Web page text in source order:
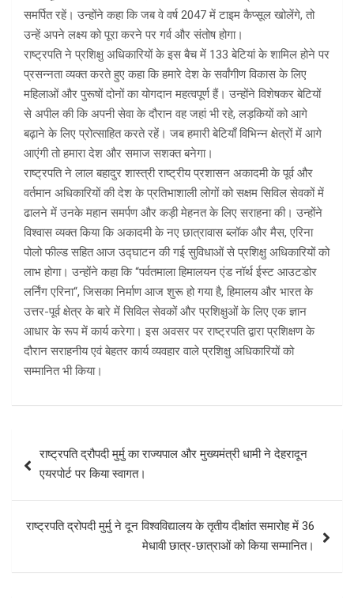
समर्पित रहें। उन्होंने कहा कि जब वे वर्ष 2047 में टाइम कैप्सूल खोलेंगे, तो
उन्हें अपने लक्ष्य को पूरा करने पर गर्व और संतोष होगा।
राष्ट्रपति ने प्रशिक्षु अधिकारियों के इस बैच में 133 बेटियां के शामिल होने पर
प्रसन्नता व्यक्त करते हुए कहा कि हमारे देश के सर्वांगीण विकास के लिए
महिलाओं और पुरूषों दोनों का योगदान महत्वपूर्ण हैं। उन्होंने विशेषकर बेटियों
से अपील की कि अपनी सेवा के दौरान वह जहां भी रहे, लड़कियों को आगे
बढ़ाने के लिए प्रोत्साहित करते रहें। जब हमारी बेटियाँ विभिन्न क्षेत्रों में आगे
आएंगी तो हमारा देश और समाज सशक्त बनेगा।
राष्ट्रपति ने लाल बहादुर शास्त्री राष्ट्रीय प्रशासन अकादमी के पूर्व और
वर्तमान अधिकारियों की देश के प्रतिभाशाली लोगों को सक्षम सिविल सेवकों में
ढालने में उनके महान समर्पण और कड़ी मेहनत के लिए सराहना की। उन्होंने
विश्वास व्यक्त किया कि अकादमी के नए छात्रावास ब्लॉक और मैस, एरिना
पोलो फील्ड सहित आज उद्घाटन की गई सुविधाओं से प्रशिक्षु अधिकारियों को
लाभ होगा। उन्होंने कहा कि “पर्वतमाला हिमालयन एंड नॉर्थ ईस्ट आउटडोर
लर्निंग एरिना“, जिसका निर्माण आज शुरू हो गया है, हिमालय और भारत के
उत्तर-पूर्व क्षेत्र के बारे में सिविल सेवकों और प्रशिक्षुओं के लिए एक ज्ञान
आधार के रूप में कार्य करेगा। इस अवसर पर राष्ट्रपति द्वारा प्रशिक्षण के
दौरान सराहनीय एवं बेहतर कार्य व्यवहार वाले प्रशिक्षु अधिकारियों को
सम्मानित भी किया।
navigation
राष्ट्रपति द्रौपदी मुर्मु का राज्यपाल और मुख्यमंत्री धामी ने देहरादून
एयरपोर्ट पर किया स्वागत।
राष्ट्रपति द्रोपदी मुर्मु ने दून विश्वविद्यालय के तृतीय दीक्षांत समारोह में 36
मेधावी छात्र-छात्राओं को किया सम्मानित।